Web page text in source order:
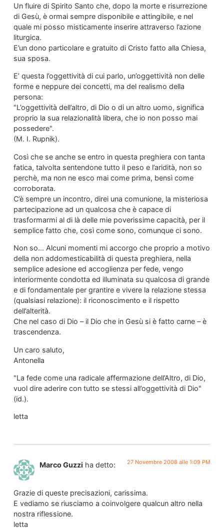
Un fluire di Spirito Santo che, dopo la morte e risurrezione
di Gesù, è ormai sempre disponibile e attingibile, e nel
quale mi posso misticamente inserire attraverso l’azione
liturgica.
E’un dono particolare e gratuito di Cristo fatto alla Chiesa,
sua sposa.
E’ questa l’oggettività di cui parlo, un’oggettività non delle
forme e neppure dei concetti, ma del realismo della
persona:
"L’oggettività dell’altro, di Dio o di un altro uomo, significa
proprio la sua relazionalità libera, che io non posso mai
possedere".
(M. I. Rupnik).
Così che se anche se entro in questa preghiera con tanta
fatica, talvolta sentendone tutto il peso e l’aridità, non so
perchè, ma non ne esco mai come prima, bensì come
corroborata.
C’è sempre un incontro, direi una comunione, la misteriosa
partecipazione ad un qualcosa che è capace di
trasformarmi al di là delle mie poverissime capacità, per il
semplice fatto che, così come sono, comunque ci sono.
Non so… Alcuni momenti mi accorgo che proprio a motivo
della non addomesticabilità di questa preghiera, nella
semplice adesione ed accoglienza per fede, vengo
interiormente condotta ed illuminata su qualcosa di grande
e di fondamentale per grantire e vivere la relazione stessa
(qualsiasi relazione): il riconoscimento e il rispetto
dell’alterità.
Che nel caso di Dio – il Dio che in Gesù si è fatto carne – è
trascendenza.
Un caro saluto,
Antonella
"La fede come una radicale affermazione dell’Altro, di Dio,
vuol dire aderire con tutto se stessi all’oggettività di Dio"
(id.).
letta
Marco Guzzi ha detto: 27 Novembre 2008 alle 1:09 PM
Grazie di queste precisazioni, carissima.
E vediamo se riusciamo a coinvolgere qualcun altro nella
nostra riflessione.
letta